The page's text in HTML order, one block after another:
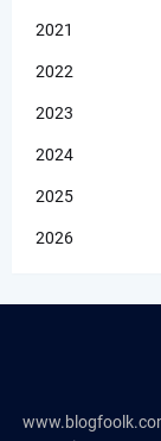
2021
2022
2023
2024
2025
2026